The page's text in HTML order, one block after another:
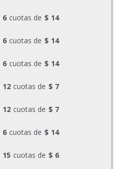
6 cuotas de $ 14
6 cuotas de $ 14
6 cuotas de $ 14
12 cuotas de $ 7
12 cuotas de $ 7
6 cuotas de $ 14
15 cuotas de $ 6